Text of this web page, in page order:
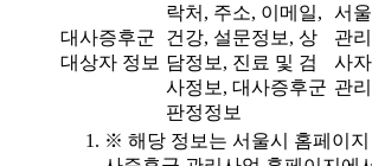
대사증후군
대상자 정보
락처, 주소, 이메일,
건강, 설문정보, 상
담정보, 진료 및 검
사정보, 대사증후군
판정정보
서
관
사
관리
※ 해당 정보는 서울시 홈페이지